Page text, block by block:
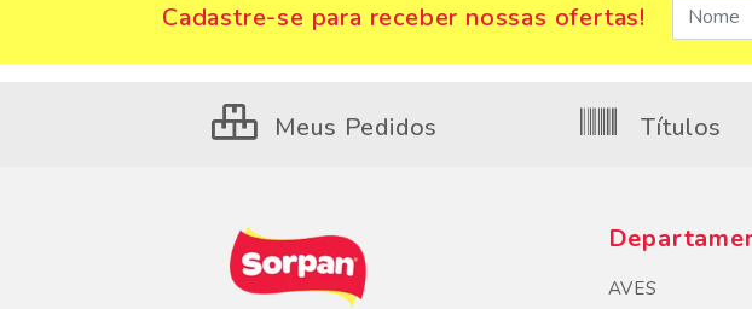
Cadastre-se para receber nossas ofertas!
Meus Pedidos Títulos
AVES